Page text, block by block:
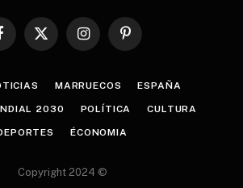
X
InstagramPinterest
MARRUECOS ESPAÑA
2030 POLÍTICA CULTURA
ÉCONOMIA
Copyright 2024 ©